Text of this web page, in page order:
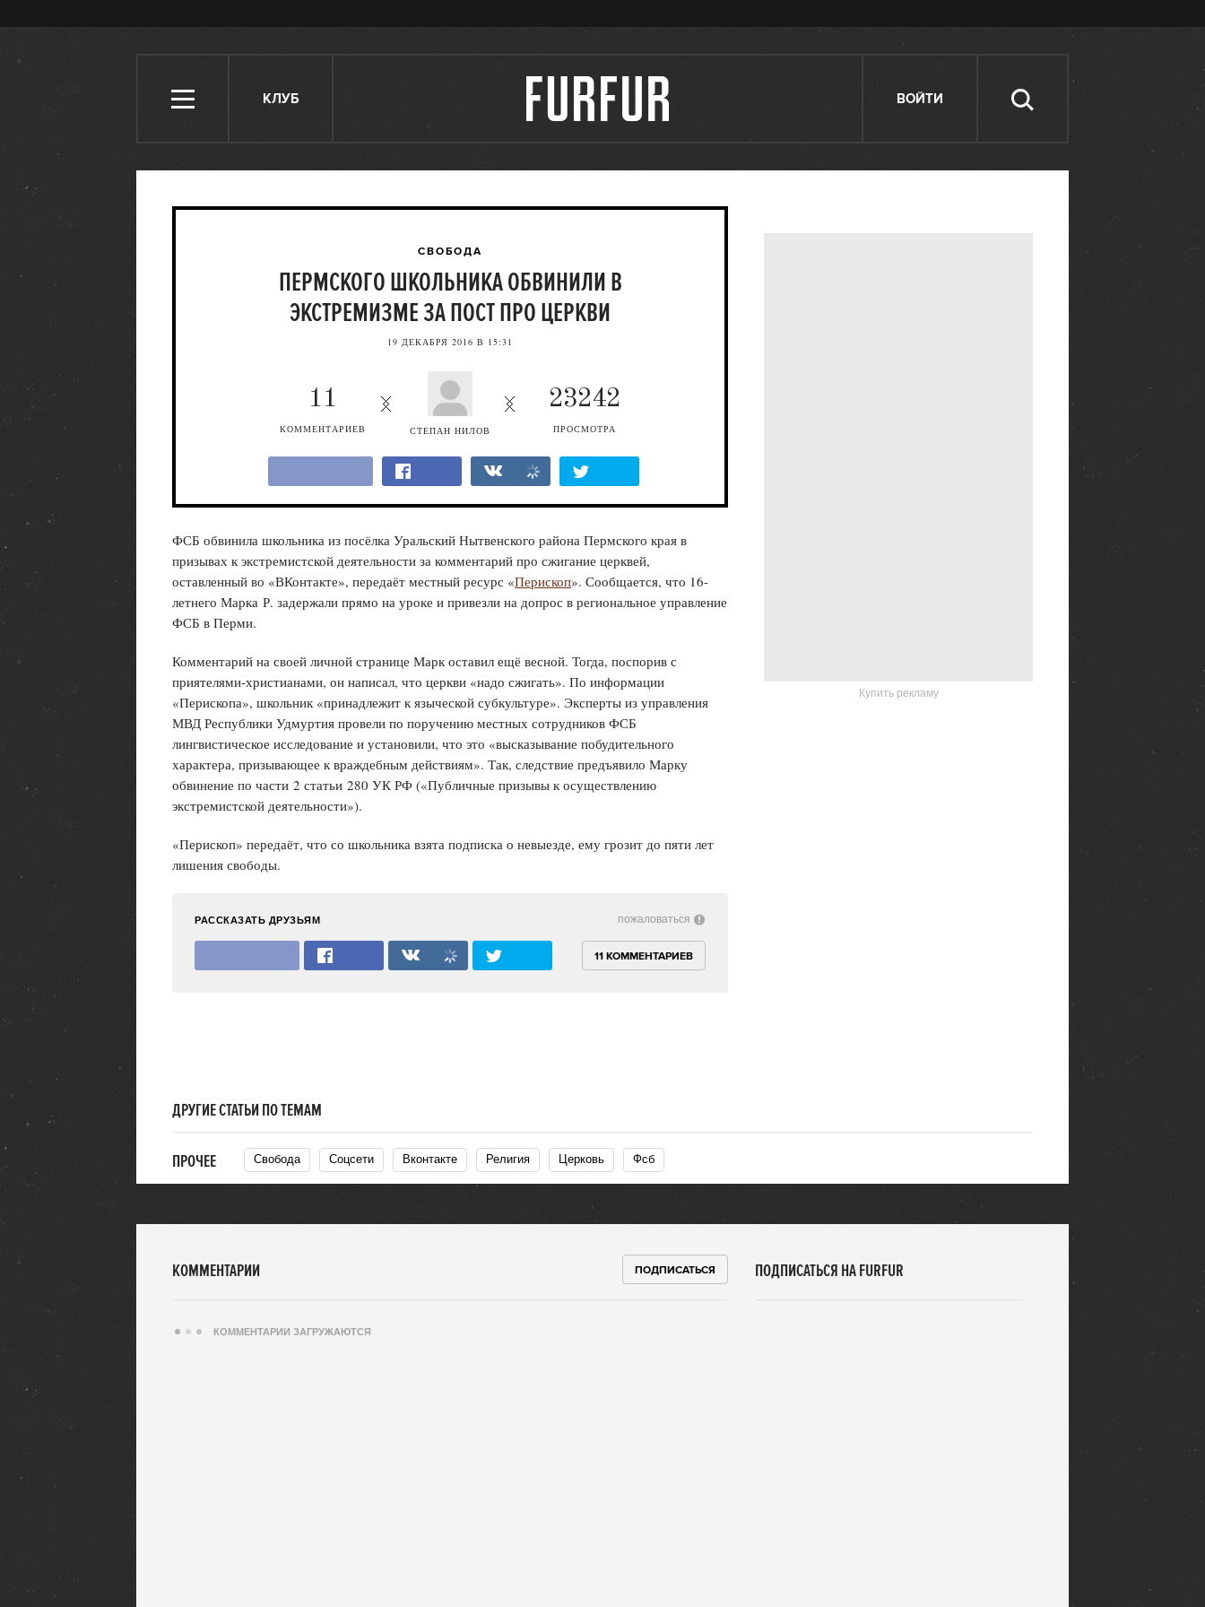
КЛУБ ВОЙТИ
СВОБОДА
ПЕРМСКОГО ШКОЛЬНИКА ОБВИНИЛИ В
ЭКСТРЕМИЗМЕ ЗА ПОСТ ПРО ЦЕРКВИ
19 ДЕКАБРЯ 2016 В 15:31
СТЕПАН НИЛОВ
23242
ПРОСМОТРА
11
КОММЕНТАРИЕВ
ФСБ обвинила школьника из посёлка Уральский Нытвенского района Пермского края в
призывах к экстремистской деятельности за комментарий про сжигание церквей,
оставленный во «ВКонтакте», передаёт местный ресурс «Перископ». Сообщается, что 16-
летнего Марка Р. задержали прямо на уроке и привезли на допрос в региональное управление
ФСБ в Перми.
Комментарий на своей личной странице Марк оставил ещё весной. Тогда, поспорив с
приятелями-христианами, он написал, что церкви «надо сжигать». По информации
«Перископа», школьник «принадлежит к языческой субкультуре». Эксперты из управления
МВД Республики Удмуртия провели по поручению местных сотрудников ФСБ
лингвистическое исследование и установили, что это «высказывание побудительного
характера, призывающее к враждебным действиям». Так, следствие предъявило Марку
обвинение по части 2 статьи 280 УК РФ («Публичные призывы к осуществлению
экстремистской деятельности»).
«Перископ» передаёт, что со школьника взята подписка о невыезде, ему грозит до пяти лет
лишения свободы.
Купить рекламу
РАССКАЗАТЬ ДРУЗЬЯМ
11 КОММЕНТАРИЕВ
пожаловаться
ДРУГИЕ СТАТЬИ ПО ТЕМАМ
ПРОЧЕЕ Свобода Соцсети Вконтакте Религия Церковь Фсб
КОММЕНТАРИИ ПОДПИСАТЬСЯ
КОММЕНТАРИИ ЗАГРУЖАЮТСЯ
ПОДПИСАТЬСЯ НА FURFUR